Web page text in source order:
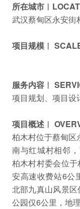
所在城市
武汉蔡甸区永安街
项目规模︱
服务内容︱
项目规划、项目设
项目概述︱
柏木村位于蔡甸区
南与红城村相邻
柏木村村委会位
安高速收费站6公
北部九真山风景
公园仅6公里，地